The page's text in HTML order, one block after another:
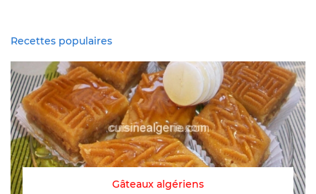
Recettes populaires
Gâteaux algériens